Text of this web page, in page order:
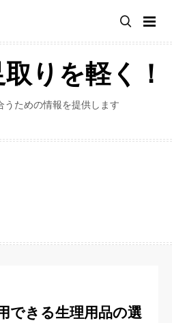
りを軽く！
うための情報を提供します
できる生理用品の選